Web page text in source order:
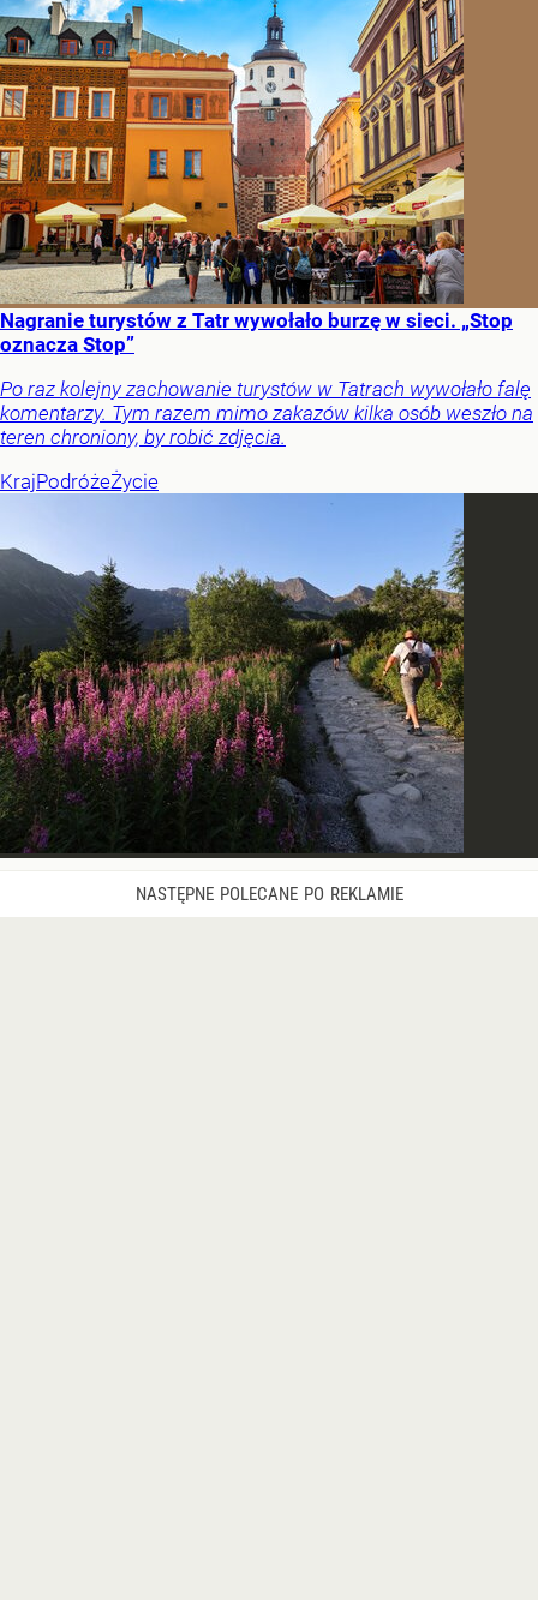
Nagranie turystów z Tatr wywołało burzę w sieci. „Stop
oznacza Stop”
Po raz kolejny zachowanie turystów w Tatrach wywołało falę
komentarzy. Tym razem mimo zakazów kilka osób weszło na
teren chroniony, by robić zdjęcia.
KrajPodróżeŻycie